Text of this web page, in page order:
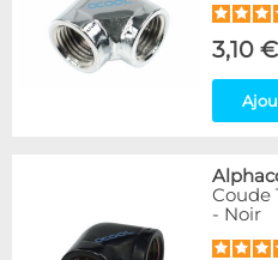
3,10 €
Coude
- Noir